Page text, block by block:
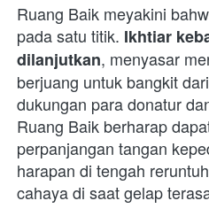
Ruang Baik meyakini
pada satu titik. Ikhtiar
dilanjutkan, menyasar
berjuang untuk bangkit
dukungan para donatur
Ruang Baik berharap
perpanjangan tangan
harapan di tengah
cahaya di saat gelap